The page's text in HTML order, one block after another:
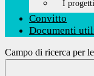
I
Convitto
Documenti
Campo di ricerca per